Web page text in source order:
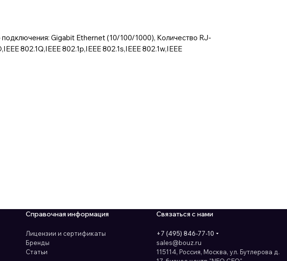
Gigabit Ethernet (10/100/1000), Количество RJ-
802.1Q,IEEE 802.1p,IEEE 802.1s,IEEE 802.1w,IEEE
Справочная информация
Лицензии и сертификаты
Бренды
Статьи
Связаться с нами
+7 (495) 846-77-10
sales@bouz.ru
115114, Россия, Москва, ул. Бутлерова д.